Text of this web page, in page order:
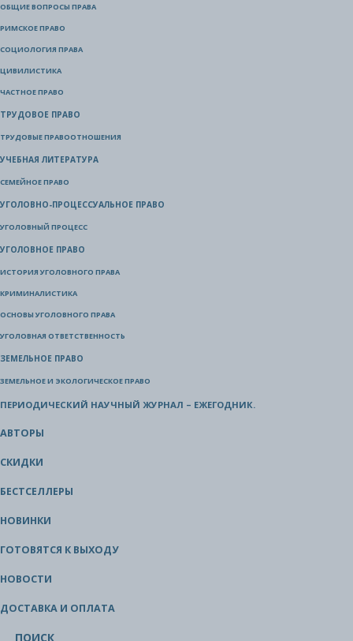
ОБЩИЕ ВОПРОСЫ ПРАВА
РИМСКОЕ ПРАВО
СОЦИОЛОГИЯ ПРАВА
ЦИВИЛИСТИКА
ЧАСТНОЕ ПРАВО
ТРУДОВОЕ ПРАВО
ТРУДОВЫЕ ПРАВООТНОШЕНИЯ
УЧЕБНАЯ ЛИТЕРАТУРА
СЕМЕЙНОЕ ПРАВО
УГОЛОВНО-ПРОЦЕССУАЛЬНОЕ ПРАВО
УГОЛОВНЫЙ ПРОЦЕСС
УГОЛОВНОЕ ПРАВО
ИСТОРИЯ УГОЛОВНОГО ПРАВА
КРИМИНАЛИСТИКА
ОСНОВЫ УГОЛОВНОГО ПРАВА
УГОЛОВНАЯ ОТВЕТСТВЕННОСТЬ
ЗЕМЕЛЬНОЕ ПРАВО
ЗЕМЕЛЬНОЕ И ЭКОЛОГИЧЕСКОЕ ПРАВО
ПЕРИОДИЧЕСКИЙ НАУЧНЫЙ ЖУРНАЛ – ЕЖЕГОДНИК.
АВТОРЫ
СКИДКИ
БЕСТСЕЛЛЕРЫ
НОВИНКИ
ГОТОВЯТСЯ К ВЫХОДУ
НОВОСТИ
ДОСТАВКА И ОПЛАТА
ПОИСК